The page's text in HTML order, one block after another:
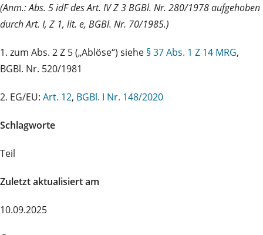
(Anm.: Abs. 5 idF des Art. IV Z 3 BGBl. Nr. 280/1978 aufgehoben
durch Art. I, Z 1, lit. e, BGBl. Nr. 70/1985.)
1. zum Abs. 2 Z 5 („Ablöse“) siehe § 37 Abs. 1 Z 14 MRG,
BGBl. Nr. 520/1981
2. EG/EU: Art. 12, BGBl. I Nr. 148/2020
Schlagworte
Teil
Zuletzt aktualisiert am
10.09.2025